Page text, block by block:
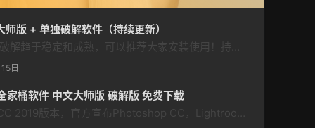
版 + 单独破解软件（持续更新）
日
桶软件 中文大师版 破解版 免费下载